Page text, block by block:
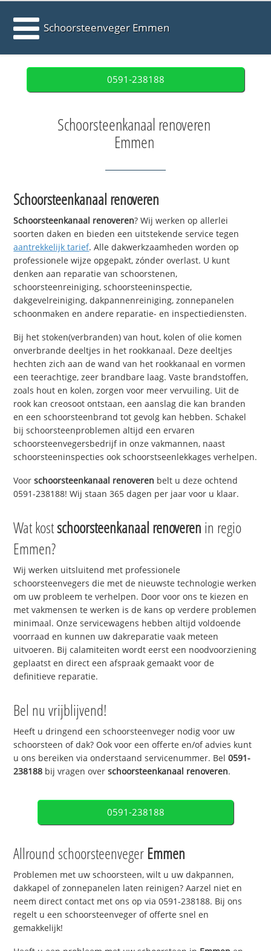
Schoorsteenveger Emmen
0591-238188
Schoorsteenkanaal renoveren
Emmen
Schoorsteenkanaal renoveren
Schoorsteenkanaal renoveren? Wij werken op allerlei
soorten daken en bieden een uitstekende service tegen
aantrekkelijk tarief. Alle dakwerkzaamheden worden op
professionele wijze opgepakt, zónder overlast. U kunt
denken aan reparatie van schoorstenen,
schoorsteenreiniging, schoorsteeninspectie,
dakgevelreiniging, dakpannenreiniging, zonnepanelen
schoonmaken en andere reparatie- en inspectiediensten.
Bij het stoken(verbranden) van hout, kolen of olie komen
onverbrande deeltjes in het rookkanaal. Deze deeltjes
hechten zich aan de wand van het rookkanaal en vormen
een teerachtige, zeer brandbare laag. Vaste brandstoffen,
zoals hout en kolen, zorgen voor meer vervuiling. Uit de
rook kan creosoot ontstaan, een aanslag die kan branden
en een schoorsteenbrand tot gevolg kan hebben. Schakel
bij schoorsteenproblemen altijd een ervaren
schoorsteenvegersbedrijf in onze vakmannen, naast
schoorsteeninspecties ook schoorstseenlekkages verhelpen.
Voorschoorsteenkanaal renoveren belt u deze ochtend
0591-238188! Wij staan 365 dagen per jaar voor u klaar.
Wat kostschoorsteenkanaal renoveren in regio
Emmen?
Wij werken uitsluitend met professionele
schoorsteenvegers die met de nieuwste technologie werken
om uw probleem te verhelpen. Door voor ons te kiezen en
met vakmensen te werken is de kans op verdere problemen
minimaal. Onze servicewagens hebben altijd voldoende
voorraad en kunnen uw dakreparatie vaak meteen
uitvoeren. Bij calamiteiten wordt eerst een noodvoorziening
geplaatst en direct een afspraak gemaakt voor de
definitieve reparatie.
Bel nu vrijblijvend!
Heeft u dringend een schoorsteenveger nodig voor uw
schoorsteen of dak? Ook voor een offerte en/of advies kunt
u ons bereiken via onderstaand servicenummer. Bel0591-
238188 bij vragen overschoorsteenkanaal renoveren.
0591-238188
Allround schoorsteenveger Emmen
Problemen met uw schoorsteen, wilt u uw dakpannen,
dakkapel of zonnepanelen laten reinigen? Aarzel niet en
neem direct contact met ons op via 0591-238188. Bij ons
regelt u een schoorsteenveger of offerte snel en
gemakkelijk!